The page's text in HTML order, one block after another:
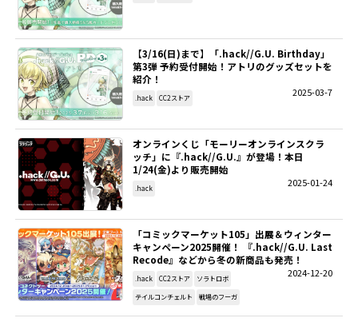
【3/16(日)まで】「.hack//G.U. Birthday」
第3弾 予約受付開始！アトリのグッズセットを
紹介！
2025-03-7
.hack CC2ストア
オンラインくじ「モーリーオンラインスクラ
ッチ」に『.hack//G.U.』が登場！本日
1/24(金)より販売開始
2025-01-24
.hack
「コミックマーケット105」出展＆ウィンター
キャンペーン2025開催！ 『.hack//G.U. Last
Recode』などから冬の新商品も発売！
2024-12-20
.hack CC2ストア ソラトロボ
テイルコンチェルト 戦場のフーガ